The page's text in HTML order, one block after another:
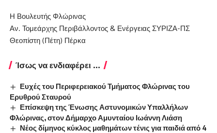
Η Βουλευτής Φλώρινας
Αν. Τομεάρχης Περιβάλλοντος & Ενέργειας ΣΥΡΙΖΑ-ΠΣ
Θεοπίστη (Πέτη) Πέρκα
Ίσως να ενδιαφέρει ...
Ευχές του Περιφερειακού Τμήματος Φλώρινας του
Ερυθρού Σταυρού
Επίσκεψη της Ένωσης Αστυνομικών Υπαλλήλων
Φλώρινας, στον Δήμαρχο Αμυνταίου Ιωάννη Λιάση
Νέος δίμηνος κύκλος μαθημάτων τένις για παιδιά από 4